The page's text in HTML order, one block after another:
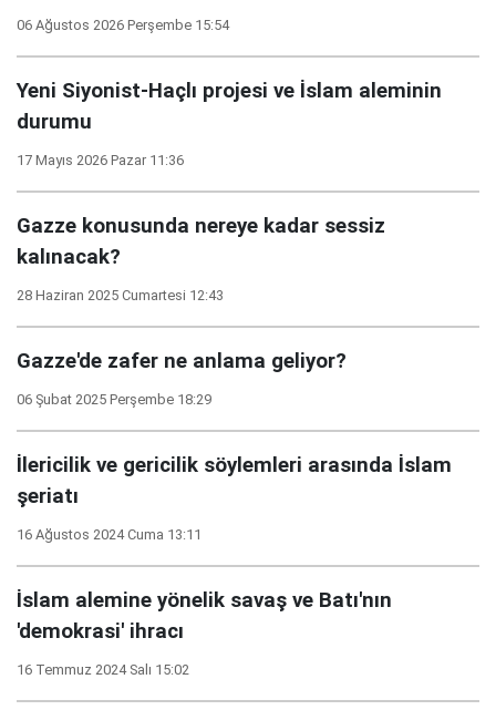
06 Ağustos 2026 Perşembe 15:54
Yeni Siyonist-Haçlı projesi ve İslam aleminin
durumu
17 Mayıs 2026 Pazar 11:36
Gazze konusunda nereye kadar sessiz
kalınacak?
28 Haziran 2025 Cumartesi 12:43
Gazze'de zafer ne anlama geliyor?
06 Şubat 2025 Perşembe 18:29
İlericilik ve gericilik söylemleri arasında İslam
şeriatı
16 Ağustos 2024 Cuma 13:11
İslam alemine yönelik savaş ve Batı'nın
'demokrasi' ihracı
16 Temmuz 2024 Salı 15:02